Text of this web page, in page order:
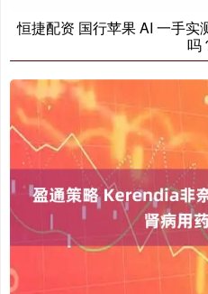
恒捷配资 国行苹果 AI 一手实
吗